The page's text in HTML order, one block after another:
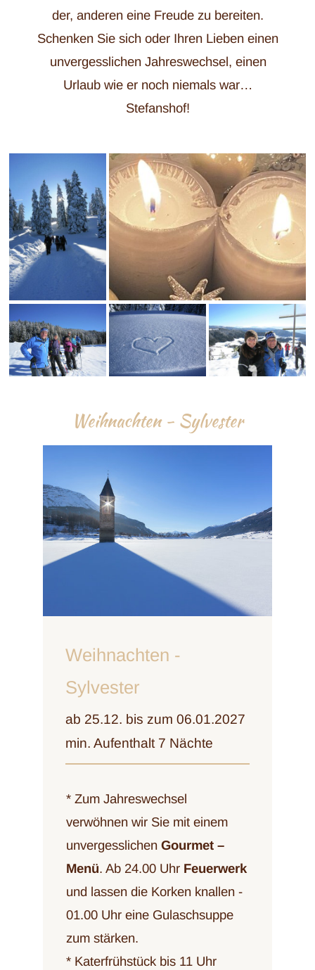
der, anderen eine Freude zu bereiten.
Schenken Sie sich oder Ihren Lieben einen
unvergesslichen Jahreswechsel, einen
Urlaub wie er noch niemals war…
Stefanshof!
Weihnachten - Sylvester
Weihnachten -
Sylvester
ab 25.12. bis zum 06.01.2027
min. Aufenthalt 7 Nächte
* Zum Jahreswechsel
verwöhnen wir Sie mit einem
unvergesslichenGourmet –
Menü. Ab 24.00 Uhr Feuerwerk
und lassen die Korken knallen -
01.00 Uhr eine Gulaschsuppe
zum stärken.
* Katerfrühstück bis 11 Uhr